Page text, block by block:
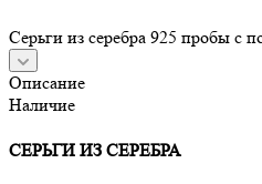
Серьги из серебра 925 пробы с
Описание
Наличие
СЕРЬГИ ИЗ СЕРЕБРА